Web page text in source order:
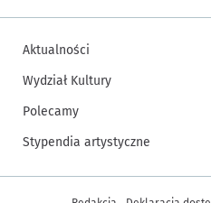
Aktualności
Wydział Kultury
Polecamy
Stypendia artystyczne
Inne informacje